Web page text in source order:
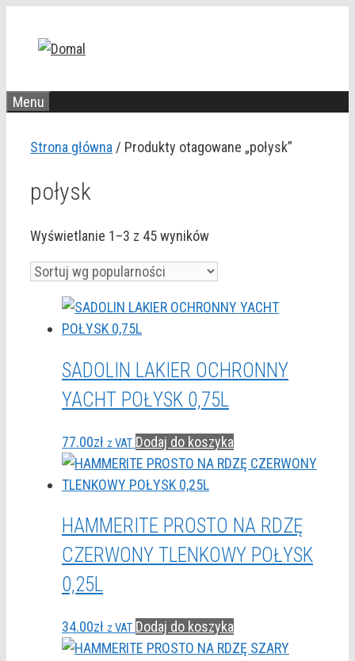
Menu
Strona główna / Produkty otagowane „połysk”
połysk
Wyświetlanie 1–3 z 45 wynikówPosortowane
popularności
SADOLIN LAKIER OCHRONNY
YACHT POŁYSK 0,75L
77.00zł z VAT Dodaj do koszyka
HAMMERITE PROSTO NA RDZĘ
CZERWONY TLENKOWY POŁYSK
0,25L
34.00zł z VAT Dodaj do koszyka